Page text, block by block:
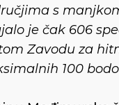
s
je čak 606
Zavodu za
100